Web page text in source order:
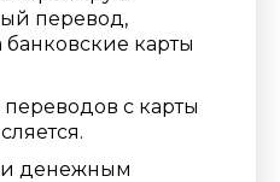
перевод,
карты
с карты
и денежным